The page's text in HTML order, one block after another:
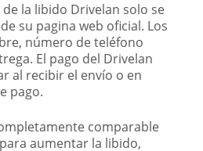
la libido Drivelan solo se
su pagina web oficial. Los
número de teléfono
El pago del Drivelan
al recibir el envío o en
pago.
comparable
aumentar la libido,